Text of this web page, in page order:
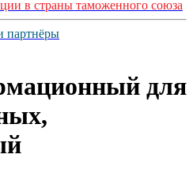
в страны таможенного союза
партнёры
для